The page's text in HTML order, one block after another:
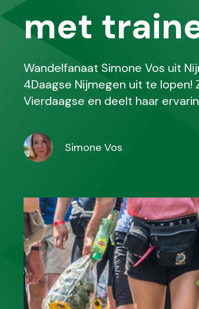
met
Wandelfanaat Simone Vos uit
4Daagse Nijmegen uit te
Vierdaagse en deelt haar
Simone Vos